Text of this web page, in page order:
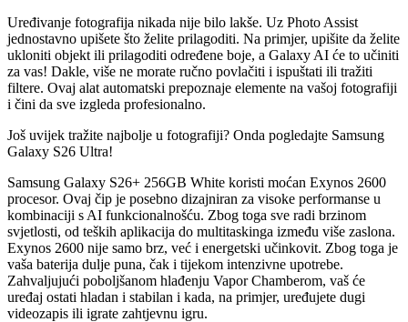
Uređivanje fotografija nikada nije bilo lakše. Uz Photo Assist
jednostavno upišete što želite prilagoditi. Na primjer, upišite da želite
ukloniti objekt ili prilagoditi određene boje, a Galaxy AI će to učiniti
za vas! Dakle, više ne morate ručno povlačiti i ispuštati ili tražiti
filtere. Ovaj alat automatski prepoznaje elemente na vašoj fotografiji
i čini da sve izgleda profesionalno.
Još uvijek tražite najbolje u fotografiji? Onda pogledajte Samsung
Galaxy S26 Ultra!
Samsung Galaxy S26+ 256GB White koristi moćan Exynos 2600
procesor. Ovaj čip je posebno dizajniran za visoke performanse u
kombinaciji s AI funkcionalnošću. Zbog toga sve radi brzinom
svjetlosti, od teških aplikacija do multitaskinga između više zaslona.
Exynos 2600 nije samo brz, već i energetski učinkovit. Zbog toga je
vaša baterija dulje puna, čak i tijekom intenzivne upotrebe.
Zahvaljujući poboljšanom hlađenju Vapor Chamberom, vaš će
uređaj ostati hladan i stabilan i kada, na primjer, uređujete dugi
videozapis ili igrate zahtjevnu igru.